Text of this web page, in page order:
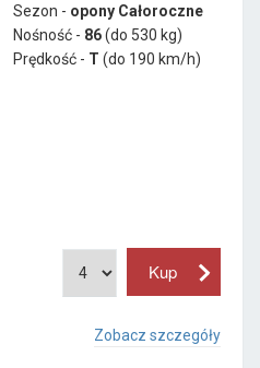
Sezon - opony Całoroczne
Nośność - 86(do 530 kg)
Prędkość - T (do 190 km/h)
Zobacz szczegóły